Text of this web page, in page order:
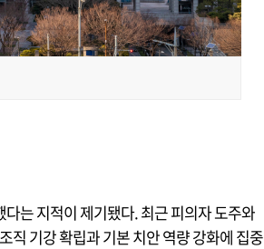
는 지적이 제기됐다. 최근 피의자 도주와
직 기강 확립과 기본 치안 역량 강화에 집중